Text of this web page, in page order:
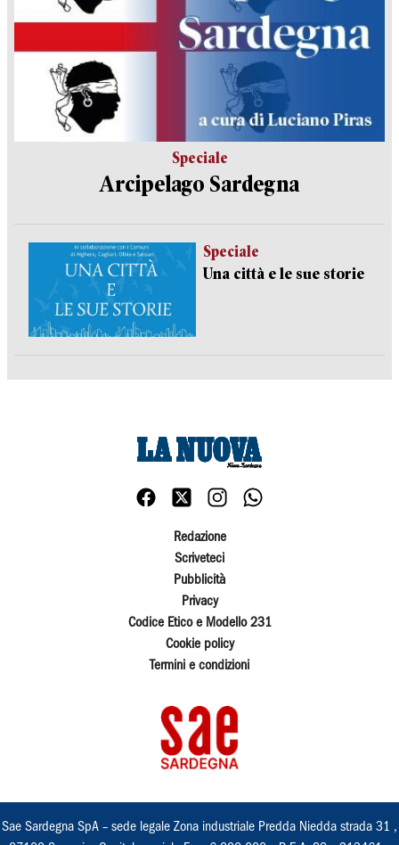
Speciale
Arcipelago Sardegna
Speciale
Una città e le sue storie
Redazione
Scriveteci
Pubblicità
Privacy
Codice Etico e Modello 231
Cookie policy
Termini e condizioni
Sae Sardegna SpA – sede legale Zona industriale Predda Niedda strada 31 ,